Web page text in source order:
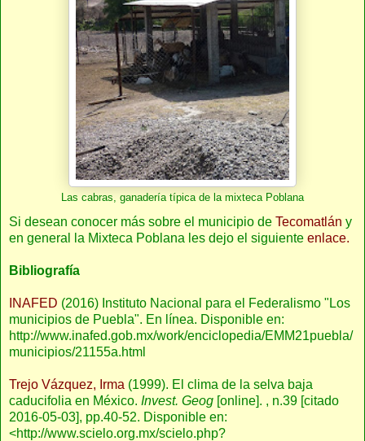
Las cabras, ganadería típica de la mixteca Poblana
Si desean conocer más sobre el municipio de Tecomatlán y
en general la Mixteca Poblana les dejo el siguiente enlace.
Bibliografía
INAFED (2016) Instituto Nacional para el Federalismo "Los
municipios de Puebla". En línea. Disponible en:
http://www.inafed.gob.mx/work/enciclopedia/EMM21puebla/
municipios/21155a.html
Trejo Vázquez, Irma (1999). El clima de la selva baja
caducifolia en México. Invest. Geog [online]. , n.39 [citado
2016-05-03], pp.40-52. Disponible en:
<http://www.scielo.org.mx/scielo.php?